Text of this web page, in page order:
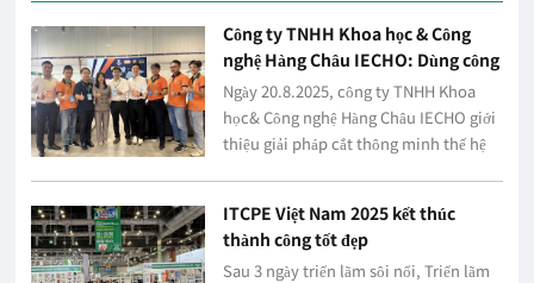
Công ty TNHH Khoa học & Công
nghệ Hàng Châu IECHO: Dùng công
nghệ cắt thông minh tái định hình
ngành sản xuất phi kim loại
Ngày 20.8.2025, công ty TNHH Khoa
học& Công nghệ Hàng Châu IECHO giới
thiệu giải pháp cắt thông minh thế hệ
và Nguyên phụ l...
ITCPE Việt Nam 2025 kết thúc
thành công tốt đẹp
Sau 3 ngày triển lãm sôi nổi, Triển lãm